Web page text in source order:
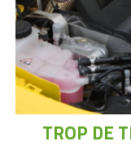
TROP DE